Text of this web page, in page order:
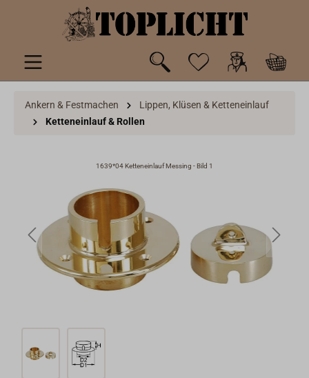
springen
Ankern & Festmachen
Lippen, Klüsen & Ketteneinlauf
Ketteneinlauf & Rollen
1639*04 Ketteneinlauf Messing - Bild 1